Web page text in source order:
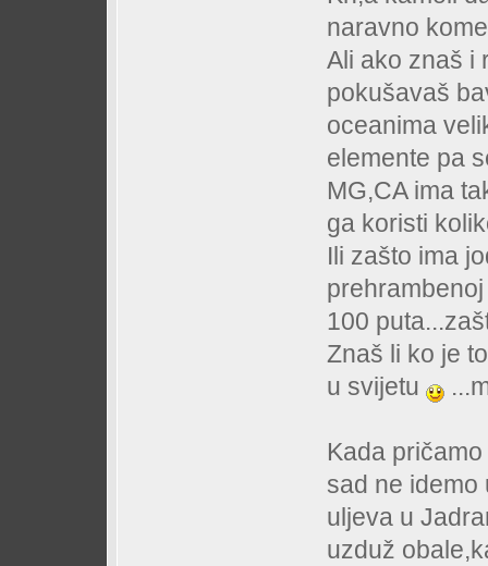
naravno
Ali ako znaš i
pokušavaš
oceanima
elemente pa
MG,CA ima
ga koristi
Ili zašto ima
100
Znaš li ko je
u svijetu
Kada
sad ne
uljeva u
uzduž